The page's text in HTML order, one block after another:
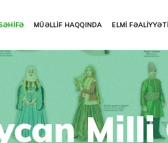
MÜƏLLİF HAQQINDA ELMİ FƏALİYYƏTİ
Milli